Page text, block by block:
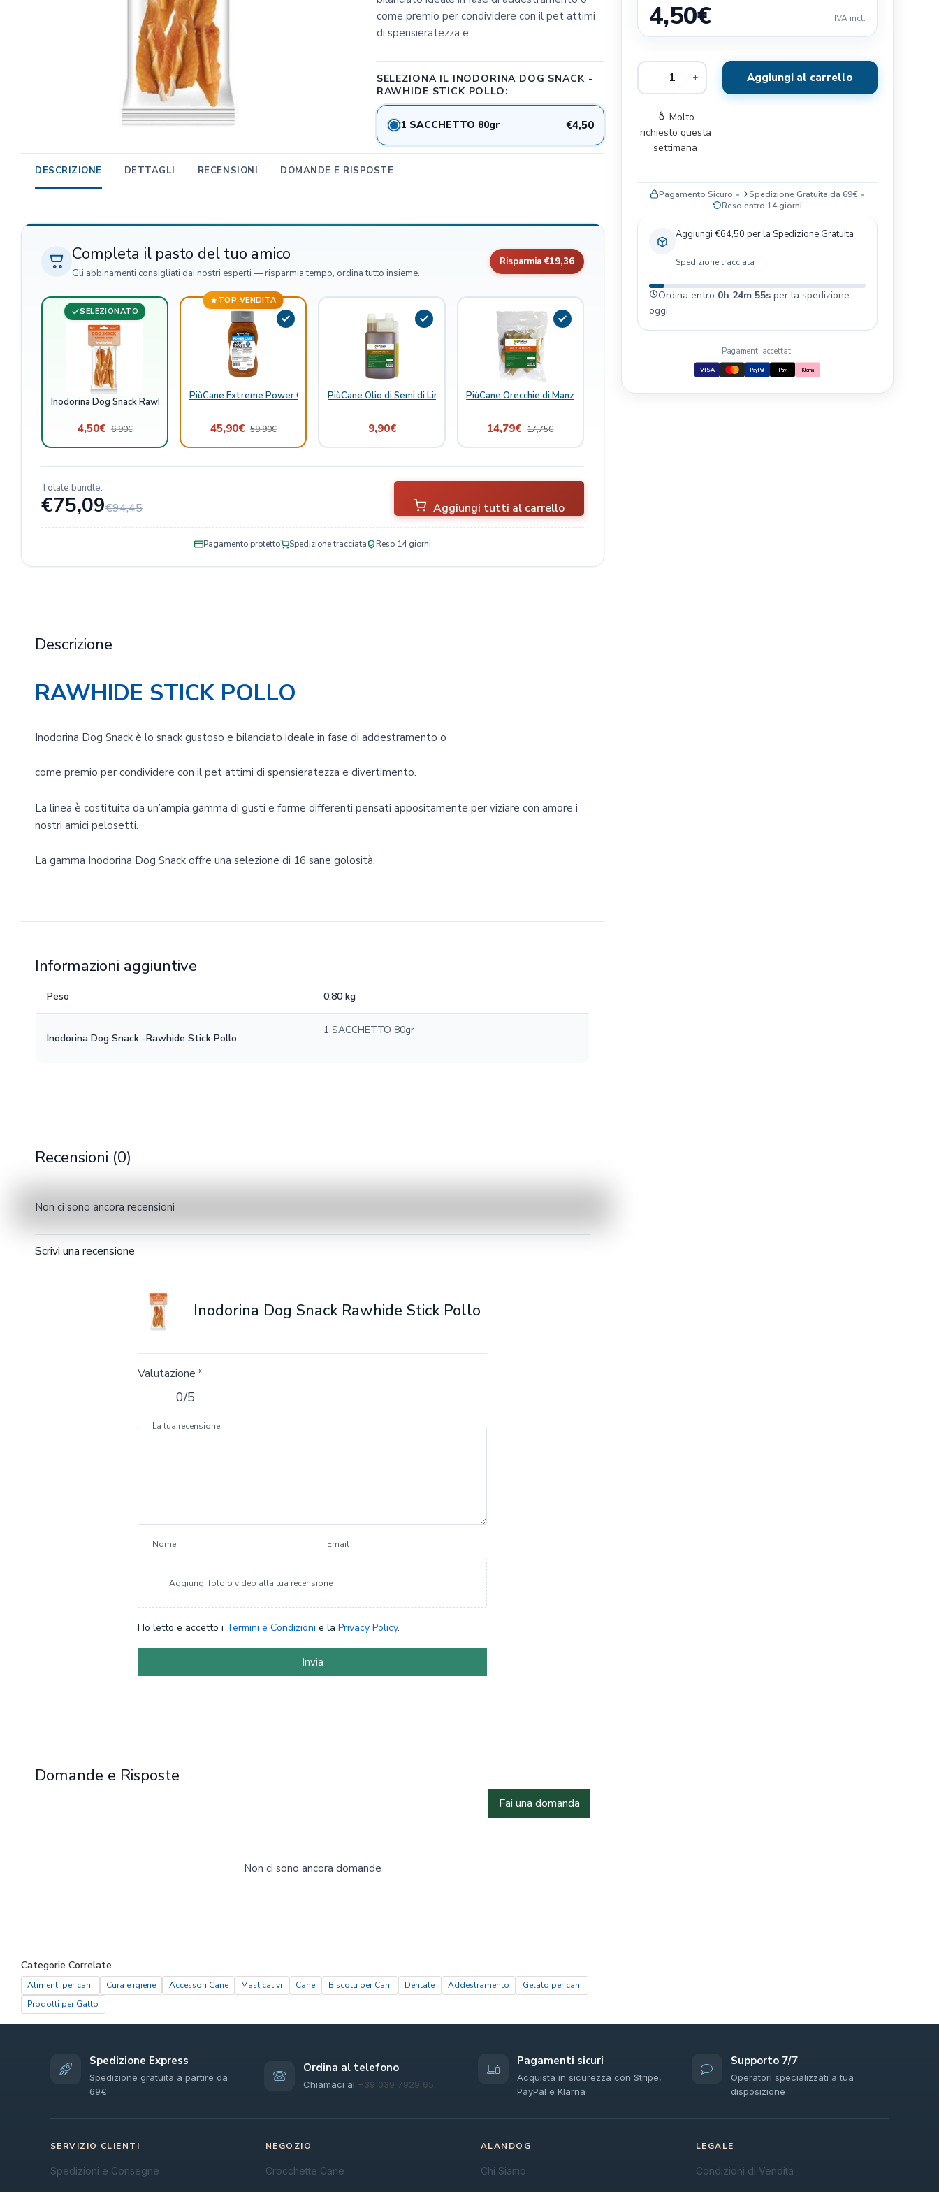
CLIFFI CAT POPS
Dog&Dog
MSD Animal Health
Whimzees
Exclusion
Terra Canis
Baldecchi
JRS- PET CARE
Savic
Bayer
come premio per condividere con il pet attimi
di spensieratezza e.
SELEZIONA IL INODORINA DOG SNACK -
RAWHIDE STICK POLLO:
1 SACCHETTO 80gr €4,50
4,50€ IVA incl.
- + Aggiungi al carrello
Molto
richiesto questa
settimana
Pagamento Sicuro
Spedizione Gratuita da 69€
Reso entro 14 giorni
Aggiungi €64,50 per la Spedizione Gratuita
Spedizione tracciata
Ordina entro 0h 24m 54sper la spedizione
oggi
Pagamenti accettati
VISA PayPal Pay Klarna
DESCRIZIONE DETTAGLI RECENSIONI DOMANDE E RISPOSTE
Completa il pasto del tuo amico
Gli abbinamenti consigliati dai nostri esperti — risparmia tempo, ordina tutto insieme.
Risparmia €19,36
SELEZIONATO
Inodorina Dog Snack Rawhide Stick Pollo
4,50€ 6,90€
TOP VENDITA
PiùCane Extreme Power Care Joint Boost 300 ml
45,90€ 59,90€
PiùCane Olio di Semi di Lino
9,90€
PiùCane Orecchie di Manzo
14,79€ 17,75€
Totale bundle:
€75,09€94,45 Aggiungi tutti al carrello
Pagamento protetto Spedizione tracciata Reso 14 giorni
Descrizione
RAWHIDE STICK POLLO
Inodorina Dog Snack è lo snack gustoso e bilanciato ideale in fase di addestramento o
come premio per condividere con il pet attimi di spensieratezza e divertimento.
La linea è costituita da un’ampia gamma di gusti e forme differenti pensati appositamente per viziare con amore i
nostri amici pelosetti.
La gamma Inodorina Dog Snack offre una selezione di 16 sane golosità.
Informazioni aggiuntive
Peso 0,80 kg
Inodorina Dog Snack -Rawhide Stick Pollo
1 SACCHETTO 80gr
Recensioni (0)
Non ci sono ancora recensioni
Scrivi una recensione
Inodorina Dog Snack Rawhide Stick Pollo
Valutazione *
0/5
La tua recensione
Nome Email
Aggiungi foto o video alla tua recensione
Ho letto e accetto i Termini e Condizioni e laPrivacy Policy.
Invia
Domande e Risposte
Fai una domanda
Non ci sono ancora domande
Categorie Correlate
Alimenti per cani Cura e igiene Accessori Cane Masticativi Cane Biscotti per Cani Dentale Addestramento
Gelato per cani
Prodotti per Gatto
Spedizione Express
Spedizione gratuita a partire da
69€
Ordina al telefono
Chiamaci al +39 039 7929 65
Pagamenti sicuri
Acquista in sicurezza con Stripe,
PayPal e Klarna
Supporto 7/7
Operatori specializzati a tua
disposizione
SERVIZIO CLIENTI
Spedizioni e Consegne
NEGOZIO
Crocchette Cane
ALANDOG
Chi Siamo
LEGALE
Condizioni di Vendita